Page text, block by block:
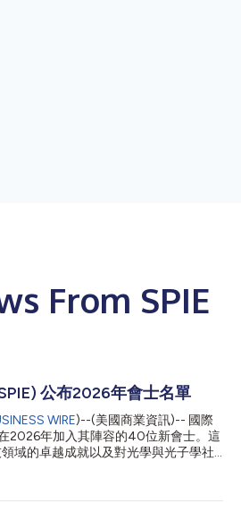
From SPIE
公布2026年會士名單
WIRE)--(美國商業資訊)-- 國際
2026年加入其陣容的40位新會士。這
域的卓越成就以及對光學與光子學社
會員。該學會自1955年成立以來，已